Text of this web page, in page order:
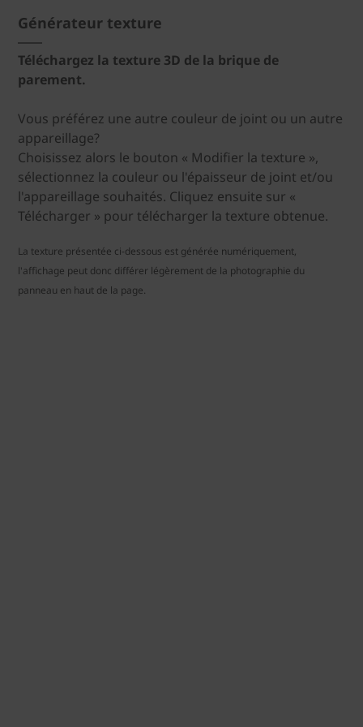
Générateur texture
Téléchargez la texture 3D de la brique de
parement.
Vous préférez une autre couleur de joint ou un autre
appareillage?
Choisissez alors le bouton « Modifier la texture »,
sélectionnez la couleur ou l'épaisseur de joint et/ou
l'appareillage souhaités. Cliquez ensuite sur «
Télécharger » pour télécharger la texture obtenue.
La texture présentée ci-dessous est générée numériquement,
l'affichage peut donc différer légèrement de la photographie du
panneau en haut de la page.